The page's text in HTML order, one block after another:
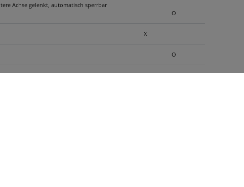
Achse gelenkt, automatisch sperrbar
O
X
O
X